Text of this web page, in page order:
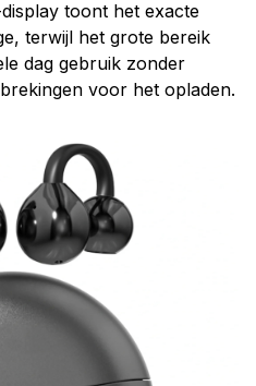
toont het exacte
terwijl het grote bereik
dag gebruik zonder
voor het opladen.